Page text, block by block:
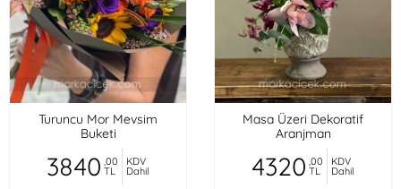
Turuncu Mor Mevsim
Buketi
3840 ,00
TL
KDV
Dahil
Masa Üzeri Dekoratif
Aranjman
4320 ,00
TL
KDV
Dahil